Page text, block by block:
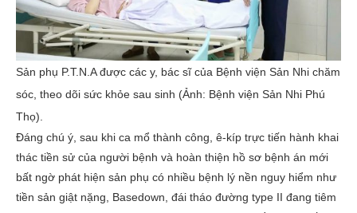
Sản phụ P.T.N.A được các y, bác sĩ của Bệnh viện Sản Nhi chăm
sóc, theo dõi sức khỏe sau sinh (Ảnh: Bệnh viện Sản Nhi Phú
Thọ).
Đáng chú ý, sau khi ca mổ thành công, ê-kíp trực tiến hành khai
thác tiền sử của người bệnh và hoàn thiện hồ sơ bệnh án mới
bất ngờ phát hiện sản phụ có nhiều bệnh lý nền nguy hiểm như
tiền sản giật nặng, Basedown, đái tháo đường type II đang tiêm